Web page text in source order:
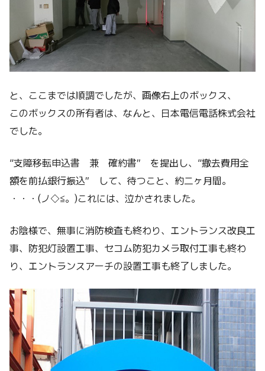
と、ここまでは順調でしたが、画像右上のボックス、
このボックスの所有者は、なんと、日本電信電話株式会社
でした。
“支障移転申込書 兼 確約書” を提出し、“撤去費用全
額を前払銀行振込” して、待つこと、約二ヶ月間。
・・・(ノ◇≦。)これには、泣かされました。
お陰様で、無事に消防検査も終わり、エントランス改良工
事、防犯灯設置工事、セコム防犯カメラ取付工事も終わ
り、エントランスアーチの設置工事も終了しました。